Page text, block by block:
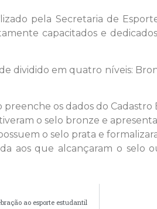
pela Secretaria de
capacitados e
dividido em quatro níveis:
os dados do
o selo bronze e
o selo prata e
aos que alcançaram o selo
ao esporte estudantil